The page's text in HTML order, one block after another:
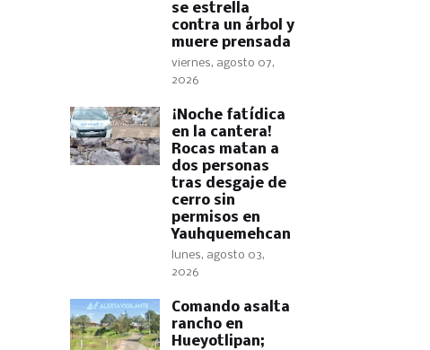
se estrella
contra un árbol y
muere prensada
viernes, agosto 07,
2026
​¡Noche fatídica
en la cantera!
Rocas matan a
dos personas
tras desgaje de
cerro sin
permisos en
Yauhquemehcan
lunes, agosto 03,
2026
Comando asalta
rancho en
Hueyotlipan;